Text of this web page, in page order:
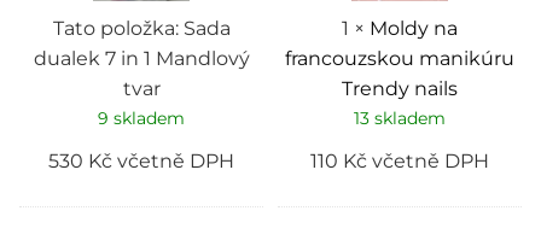
Tato položka: Sada
dualek 7 in 1 Mandlový
tvar
9 skladem
530 Kč včetně DPH
1 × Moldy na
francouzskou manikúru
Trendy nails
13 skladem
110 Kč včetně DPH